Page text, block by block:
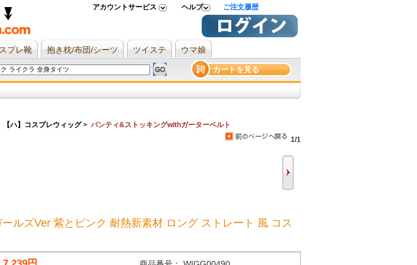
アカウントサービス ヘルプ ご注文履歴
プレ靴 抱き枕/布団/シーツ ツイステ ウマ娘
カートを見る
【ハ】コスプレウィッグ> パンティ&ストッキングwithガーターベルト
1/1
ルズVer 紫とピンク 耐熱新素材 ロング ストレート 風 コス